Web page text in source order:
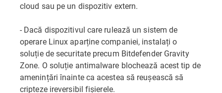
cloud sau pe un dispozitiv extern.
- Dacă dispozitivul care rulează un sistem de
operare Linux aparține companiei, instalați o
soluție de securitate precum Bitdefender Gravity
Zone. O soluție antimalware blochează acest tip de
amenințări înainte ca acestea să reușească să
cripteze ireversibil fișierele.